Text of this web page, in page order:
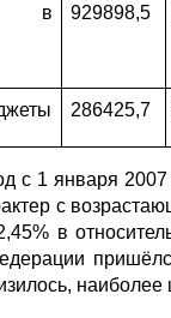
в
929898,5
286425,7
с 1 января
с
в
наиболее